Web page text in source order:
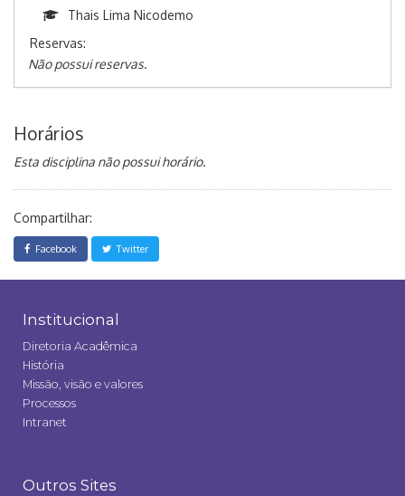
Thais Lima Nicodemo
Reservas:
Não possui reservas.
Horários
Esta disciplina não possui horário.
Compartilhar:
Facebook Twitter
Institucional
Diretoria Acadêmica
História
Missão, visão e valores
Processos
Intranet
Outros Sites